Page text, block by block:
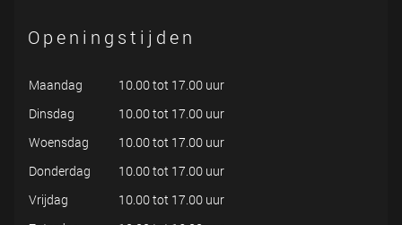
Openingstijden
Maandag
10.00 tot 17.00 uur
Dinsdag
10.00 tot 17.00 uur
Woensdag
10.00 tot 17.00 uur
Donderdag
10.00 tot 17.00 uur
Vrijdag
10.00 tot 17.00 uur